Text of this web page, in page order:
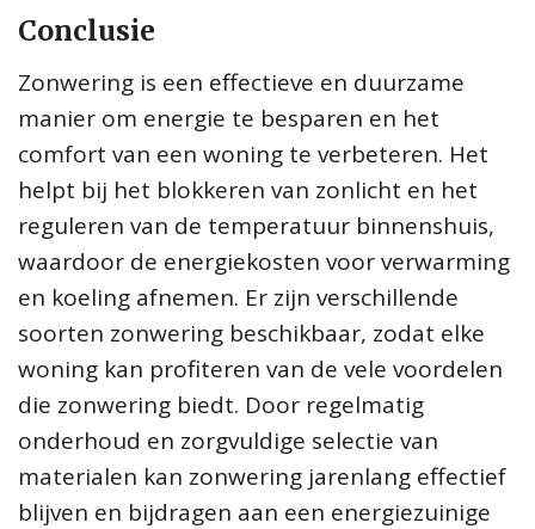
Conclusie
Zonwering is een effectieve en duurzame
manier om energie te besparen en het
comfort van een woning te verbeteren. Het
helpt bij het blokkeren van zonlicht en het
reguleren van de temperatuur binnenshuis,
waardoor de energiekosten voor verwarming
en koeling afnemen. Er zijn verschillende
soorten zonwering beschikbaar, zodat elke
woning kan profiteren van de vele voordelen
die zonwering biedt. Door regelmatig
onderhoud en zorgvuldige selectie van
materialen kan zonwering jarenlang effectief
blijven en bijdragen aan een energiezuinige